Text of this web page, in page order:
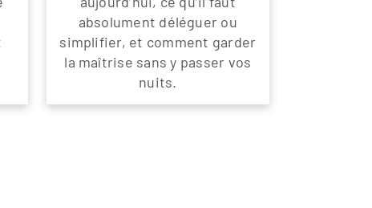
absolument déléguer ou
simplifier, et comment garder
la maîtrise sans y passer vos
nuits.